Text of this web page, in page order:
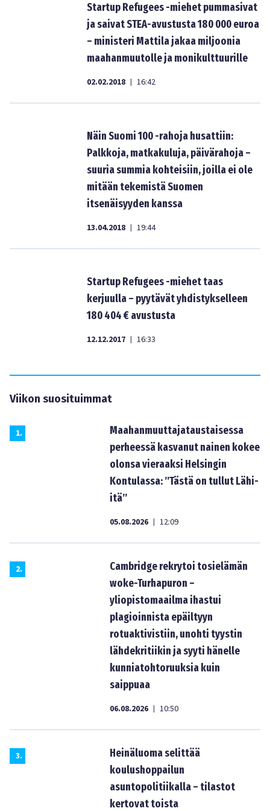
Startup Refugees -miehet pummasivat
ja saivat STEA-avustusta 180 000 euroa
– ministeri Mattila jakaa miljoonia
maahanmuutolle ja monikulttuurille
02.02.2018 | 16:42
Näin Suomi 100 -rahoja husattiin:
Palkkoja, matkakuluja, päivärahoja –
suuria summia kohteisiin, joilla ei ole
mitään tekemistä Suomen
itsenäisyyden kanssa
13.04.2018 | 19:44
Startup Refugees -miehet taas
kerjuulla – pyytävät yhdistykselleen
180 404 € avustusta
12.12.2017 | 16:33
Viikon suosituimmat
1.
Maahanmuuttajataustaisessa
perheessä kasvanut nainen kokee
olonsa vieraaksi Helsingin
Kontulassa: ”Tästä on tullut Lähi-
itä”
05.08.2026 | 12:09
2.
Cambridge rekrytoi tosielämän
woke-Turhapuron –
yliopistomaailma ihastui
plagioinnista epäiltyyn
rotuaktivistiin, unohti tyystin
lähdekritiikin ja syyti hänelle
kunniatohtoruuksia kuin
saippuaa
06.08.2026 | 10:50
3.
Heinäluoma selittää
koulushoppailun
asuntopolitiikalla – tilastot
kertovat toista